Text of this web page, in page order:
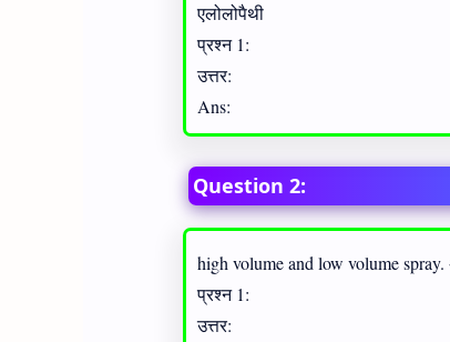
एलोलोपैथी
प्रश्न 1:
उत्तर:
Ans:
Question 2:
high volume and low volume
प्रश्न 1:
उत्तर: